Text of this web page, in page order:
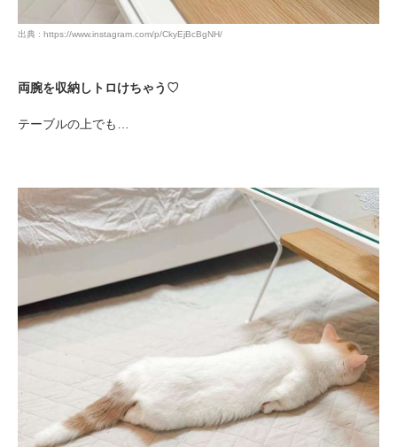
出典 : https://www.instagram.com/p/CkyEjBcBgNH/
両腕を収納しトロけちゃう♡
テーブルの上でも…
閉じる
PECOアプリをダウンロード済みの方
アプリで開く